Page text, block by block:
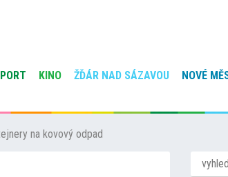
KINO ŽĎÁR NAD SÁZAVOU NOVÉ
na kovový odpad